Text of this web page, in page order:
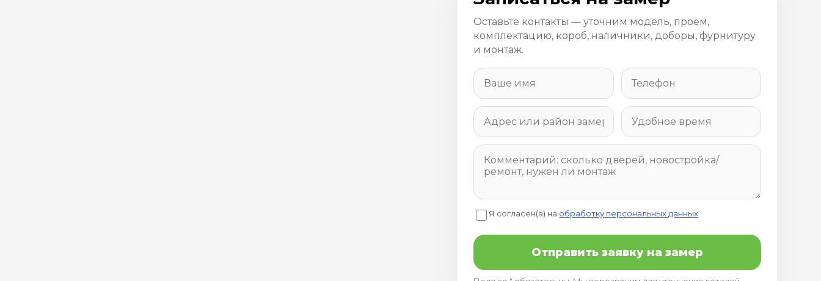
Оставьте контакты — уточним модель, проём,
комплектацию, короб, наличники, доборы, фурнитуру
и монтаж.
Я согласен(а) на обработку персональных данных
Отправить заявку на замер